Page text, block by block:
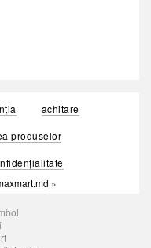
achitare
produselor
»